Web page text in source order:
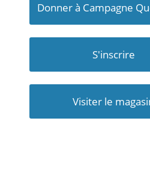
Donner à Campagne
S'inscrire
Visiter le